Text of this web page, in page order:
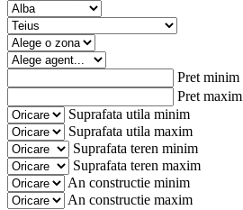
Pret minim
Pret maxim
Suprafata utila minim
Suprafata utila maxim
Suprafata teren minim
Suprafata teren maxim
An constructie minim
An constructie maxim